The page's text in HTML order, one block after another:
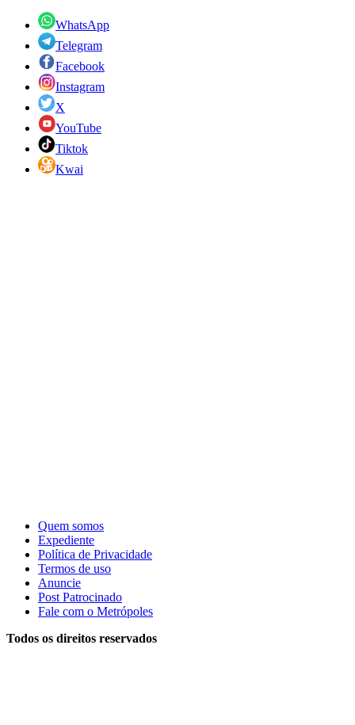
WhatsApp
Telegram
Facebook
Instagram
X
YouTube
Tiktok
Kwai
Quem somos
Expediente
Política de Privacidade
Termos de uso
Anuncie
Post Patrocinado
Fale com o Metrópoles
Todos os direitos reservados